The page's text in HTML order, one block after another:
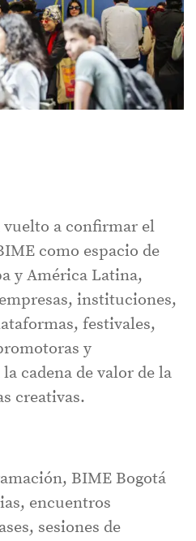
vuelto a confirmar el
como espacio de
y América Latina,
instituciones,
festivales,
y
cadena de valor de la
creativas.
BIME Bogotá
encuentros
sesiones de